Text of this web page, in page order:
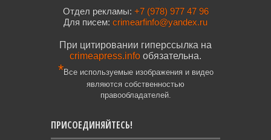
Отдел рекламы: +7 (978) 977 47 96
Для писем: crimearfinfo@yandex.ru
При цитировании гиперссылка на
crimeapress.info обязательна.
*Все используемые изображения и видео
являются собственностью
правообладателей.
ПРИСОЕДИНЯЙТЕСЬ!